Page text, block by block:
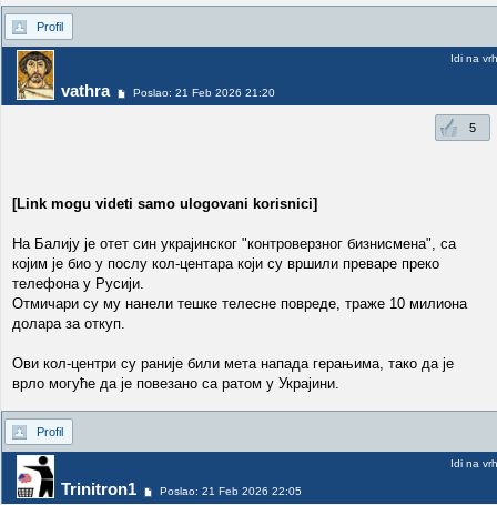
Profil
vathra Poslao: 21 Feb 2026 21:20
Idi na vrh
5
[Link mogu videti samo ulogovani korisnici]
На Балију је отет син украјинског "контроверзног бизнисмена", са
којим је био у послу кол-центара који су вршили преваре преко
телефона у Русији.
Отмичари су му нанели тешке телесне повреде, траже 10 милиона
долара за откуп.
Ови кол-центри су раније били мета напада герањима, тако да је
врло могуће да је повезано са ратом у Украјини.
Profil
Trinitron1 Poslao: 21 Feb 2026 22:05
Idi na vrh